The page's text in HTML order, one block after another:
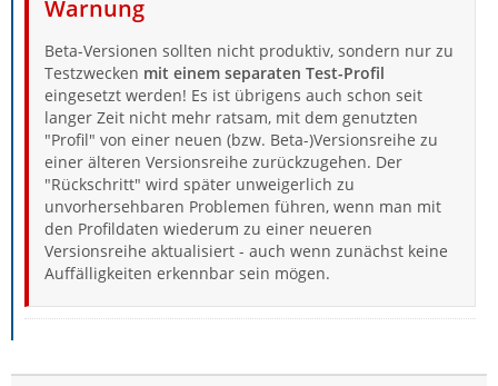
Warnung
Beta-Versionen sollten nicht produktiv, sondern nur zu
Testzwecken mit einem separaten Test-Profil
eingesetzt werden! Es ist übrigens auch schon seit
langer Zeit nicht mehr ratsam, mit dem genutzten
"Profil" von einer neuen (bzw. Beta-)Versionsreihe zu
einer älteren Versionsreihe zurückzugehen. Der
"Rückschritt" wird später unweigerlich zu
unvorhersehbaren Problemen führen, wenn man mit
den Profildaten wiederum zu einer neueren
Versionsreihe aktualisiert - auch wenn zunächst keine
Auffälligkeiten erkennbar sein mögen.